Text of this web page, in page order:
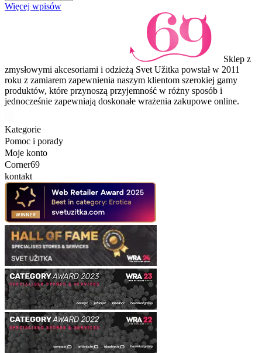
Więcej wpisów
Sklep z
zmysłowymi akcesoriami i odzieżą Svet Užitka powstał w 2011
roku z zamiarem zapewnienia naszym klientom szerokiej gamy
produktów, które przynoszą przyjemność w różny sposób i
jednocześnie zapewniają doskonałe wrażenia zakupowe online.
Kategorie
Pomoc i porady
Moje konto
Corner69
kontakt